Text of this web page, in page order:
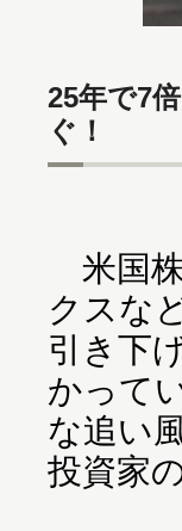
25年で7
ぐ！
米国
クスな
引き下
かって
な追い
投資家